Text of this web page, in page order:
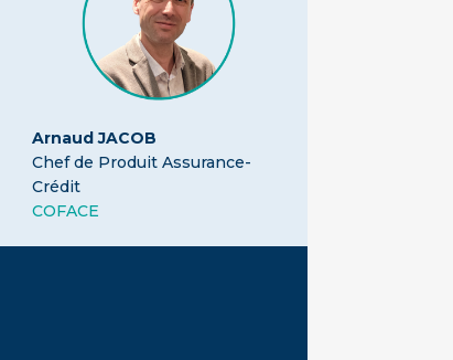
Arnaud JACOB
Chef de Produit Assurance-
Crédit
COFACE